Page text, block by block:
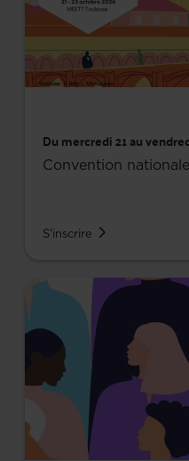
Du mercredi 21 au
Convention
S'inscrire